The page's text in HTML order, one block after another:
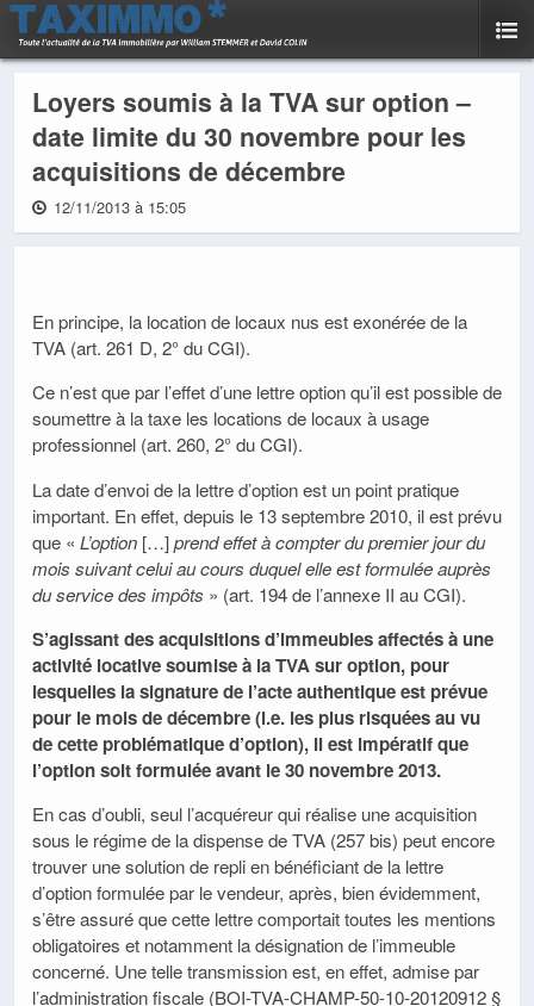
Loyers soumis à la TVA sur option –
date limite du 30 novembre pour les
acquisitions de décembre
12/11/2013 à 15:05
En principe, la location de locaux nus est exonérée de la
TVA (art. 261 D, 2° du CGI).
Ce n’est que par l’effet d’une lettre option qu’il est possible de
soumettre à la taxe les locations de locaux à usage
professionnel (art. 260, 2° du CGI).
La date d’envoi de la lettre d’option est un point pratique
important. En effet, depuis le 13 septembre 2010, il est prévu
que « L’option […]prend effet à compter du premier jour du
mois suivant celui au cours duquel elle est formulée auprès
du service des impôts » (art. 194 de l’annexe II au CGI).
S’agissant des acquisitions d’immeubles affectés à une
activité locative soumise à la TVA sur option, pour
lesquelles la signature de l’acte authentique est prévue
pour le mois de décembre (i.e. les plus risquées au vu
de cette problématique d’option), il est impératif que
l’option soit formulée avant le 30 novembre 2013.
En cas d’oubli, seul l’acquéreur qui réalise une acquisition
sous le régime de la dispense de TVA (257 bis) peut encore
trouver une solution de repli en bénéficiant de la lettre
d’option formulée par le vendeur, après, bien évidemment,
s’être assuré que cette lettre comportait toutes les mentions
obligatoires et notamment la désignation de l’immeuble
concerné. Une telle transmission est, en effet, admise par
l’administration fiscale (BOI-TVA-CHAMP-50-10-20120912 §